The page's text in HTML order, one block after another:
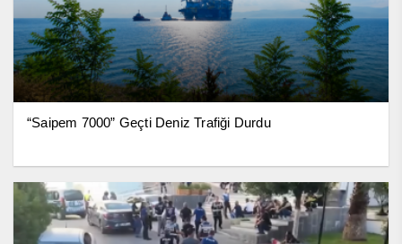
“Saipem 7000” Geçti Deniz Trafiği Durdu